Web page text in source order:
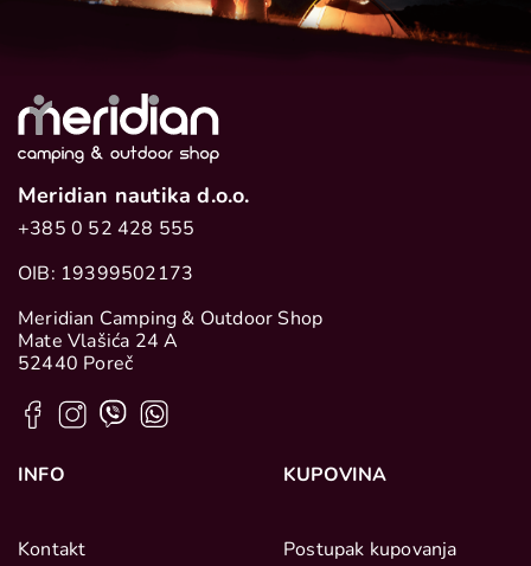
Meridian nautika d.o.o.
+385 0 52 428 555
OIB: 19399502173
Meridian Camping & Outdoor Shop
Mate Vlašića 24 A
52440 Poreč
INFO
Kontakt
KUPOVINA
Postupak kupovanja